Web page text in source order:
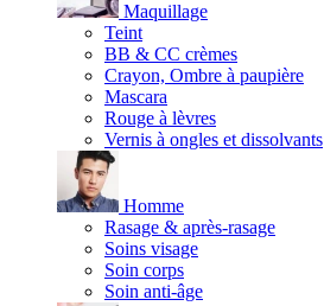
Maquillage
Teint
BB & CC crèmes
Crayon, Ombre à paupière
Mascara
Rouge à lèvres
Vernis à ongles et dissolvants
Homme
Rasage & après-rasage
Soins visage
Soin corps
Soin anti-âge